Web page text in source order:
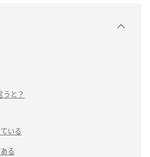
うと？
いる
る